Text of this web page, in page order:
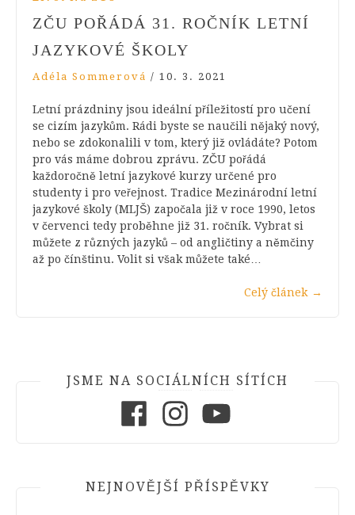
ZČU POŘÁDÁ 31. ROČNÍK LETNÍ
JAZYKOVÉ ŠKOLY
Adéla Sommerová / 10. 3. 2021
Letní prázdniny jsou ideální příležitostí pro učení
se cizím jazykům. Rádi byste se naučili nějaký nový,
nebo se zdokonalili v tom, který již ovládáte? Potom
pro vás máme dobrou zprávu. ZČU pořádá
každoročně letní jazykové kurzy určené pro
studenty i pro veřejnost. Tradice Mezinárodní letní
jazykové školy (MLJŠ) započala již v roce 1990, letos
v červenci tedy proběhne již 31. ročník. Vybrat si
můžete z různých jazyků – od angličtiny a němčiny
až po čínštinu. Volit si však můžete také…
Celý článek →
JSME NA SOCIÁLNÍCH SÍTÍCH
NEJNOVĚJŠÍ PŘÍSPĚVKY